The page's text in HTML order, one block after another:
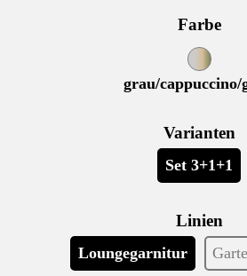
Farbe
grau/cappuccino/
Varianten
Set 3+1+1
Linien
Loungegarnitur